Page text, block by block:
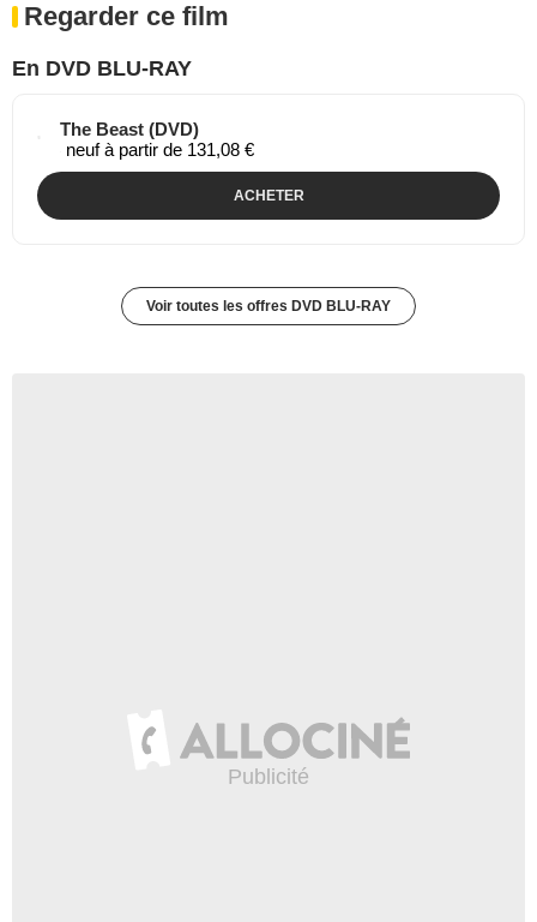
Regarder ce film
En DVD BLU-RAY
The Beast (DVD)
neuf à partir de 131,08 €
ACHETER
Voir toutes les offres DVD BLU-RAY